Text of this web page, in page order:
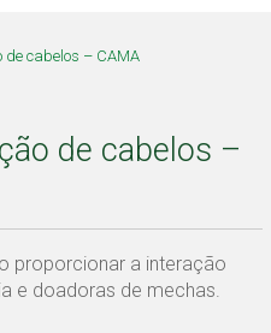
cabelos – CAMA
de cabelos –
proporcionar a interação
e doadoras de mechas.